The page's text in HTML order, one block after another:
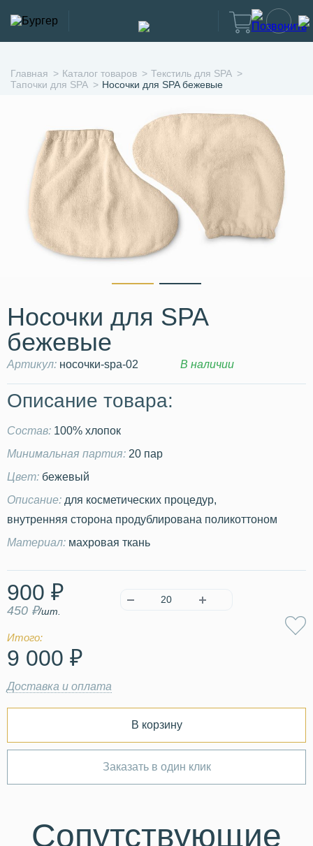
Главная Каталог товаров
Текстиль для SPA
Тапочки для SPA
Носочки для SPA бежевые
Носочки для SPA
бежевые
Артикул: носочки-spa-02 В наличии
Описание товара:
Состав: 100% хлопок
Минимальная партия: 20 пар
Цвет: бежевый
Описание: для косметических процедур,
внутренняя сторона продублирована поликоттоном
Материал: махровая ткань
900 ₽
450 ₽/шт.
Итого:
9 000 ₽
Доставка и оплата
В корзину
Заказать в один клик
Сопутствующие